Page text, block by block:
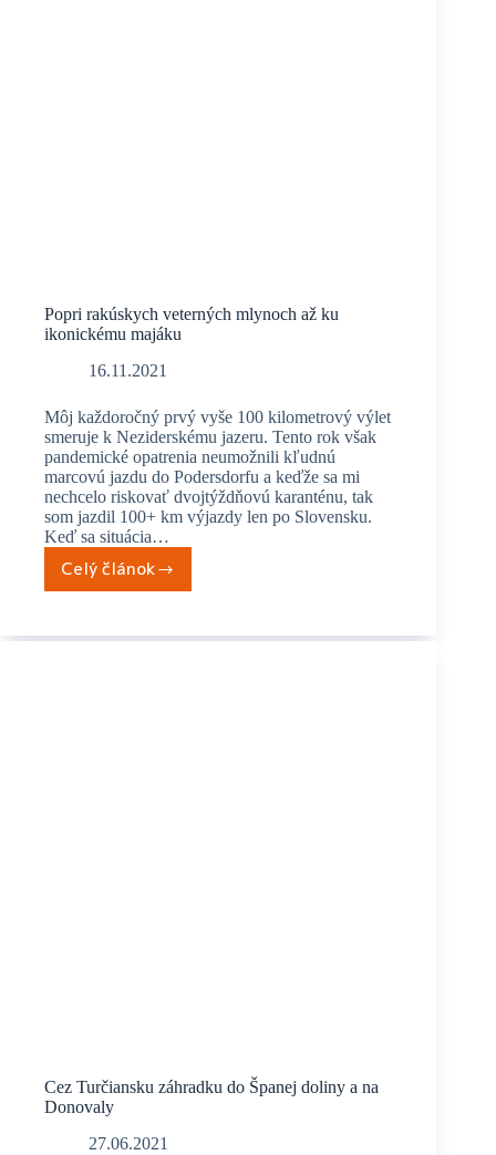
Popri rakúskych veterných mlynoch až ku
ikonickému majáku
16.11.2021
Môj každoročný prvý vyše 100 kilometrový výlet
smeruje k Neziderskému jazeru. Tento rok však
pandemické opatrenia neumožnili kľudnú
marcovú jazdu do Podersdorfu a keďže sa mi
nechcelo riskovať dvojtýždňovú karanténu, tak
som jazdil 100+ km výjazdy len po Slovensku.
Keď sa situácia…
Celý článok
Popri
Cez Turčiansku záhradku do Španej doliny a na
Donovaly
27.06.2021